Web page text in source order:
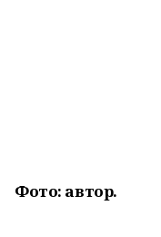
Фото: автор.